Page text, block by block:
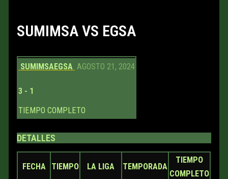
SUMIMSA VS EGSA
SUMIMSAEGSA AGOSTO 21, 2024
3 - 1
TIEMPO COMPLETO
DETALLES
FECHA TIEMPO LA LIGA TEMPORADA
TIEMPO
COMPLETO